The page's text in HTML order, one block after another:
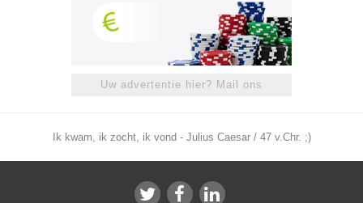
Uw advertentie hier? Mail ons
Ik kwam, ik zocht, ik vond - Julius Caesar / 47 v.Chr. ;)